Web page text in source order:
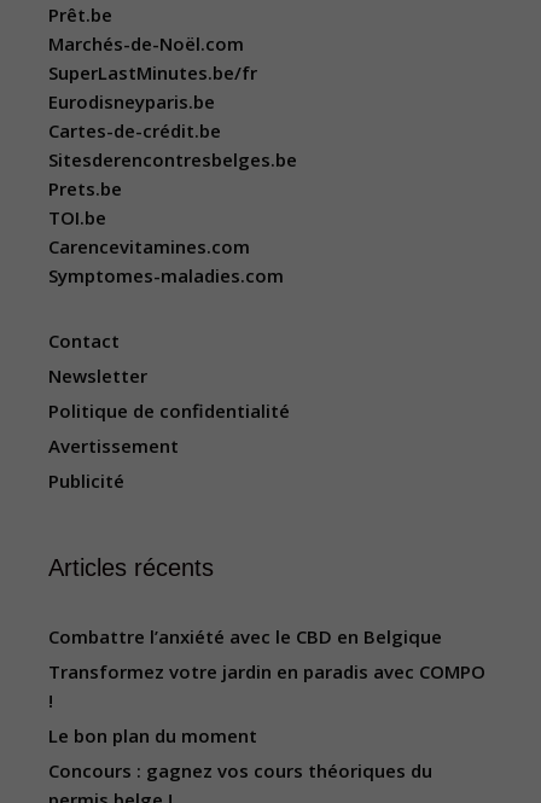
Prêt.be
Marchés-de-Noël.com
SuperLastMinutes.be/fr
Eurodisneyparis.be
Cartes-de-crédit.be
Sitesderencontresbelges.be
Prets.be
TOI.be
Carencevitamines.com
Symptomes-maladies.com
Contact
Newsletter
Politique de confidentialité
Avertissement
Publicité
Articles récents
Combattre l’anxiété avec le CBD en Belgique
Transformez votre jardin en paradis avec COMPO
!
Le bon plan du moment
Concours : gagnez vos cours théoriques du